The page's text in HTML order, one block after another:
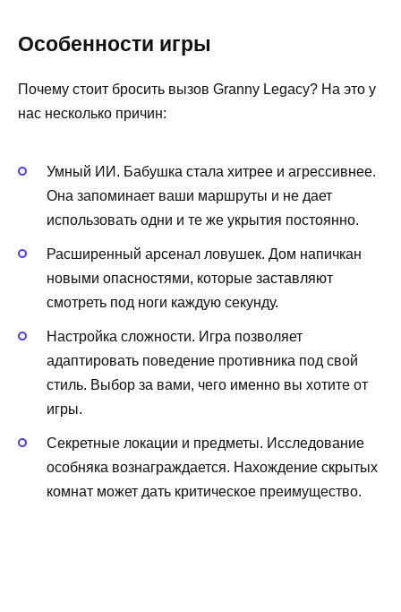
Особенности игры
Почему стоит бросить вызов Granny Legacy? На это у
нас несколько причин:
Умный ИИ. Бабушка стала хитрее и агрессивнее.
Она запоминает ваши маршруты и не дает
использовать одни и те же укрытия постоянно.
Расширенный арсенал ловушек. Дом напичкан
новыми опасностями, которые заставляют
смотреть под ноги каждую секунду.
Настройка сложности. Игра позволяет
адаптировать поведение противника под свой
стиль. Выбор за вами, чего именно вы хотите от
игры.
Секретные локации и предметы. Исследование
особняка вознаграждается. Нахождение скрытых
комнат может дать критическое преимущество.